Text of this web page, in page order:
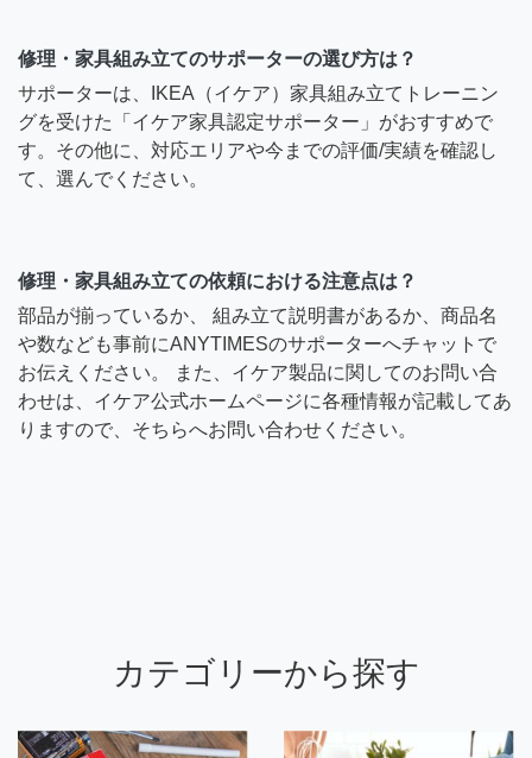
修理・家具組み立てのサポーターの選び方は？
サポーターは、IKEA（イケア）家具組み立てトレーニン
グを受けた「イケア家具認定サポーター」がおすすめで
す。その他に、対応エリアや今までの評価/実績を確認し
て、選んでください。
修理・家具組み立ての依頼における注意点は？
部品が揃っているか、 組み立て説明書があるか、商品名
や数なども事前にANYTIMESのサポーターへチャットで
お伝えください。 また、イケア製品に関してのお問い合
わせは、イケア公式ホームページに各種情報が記載してあ
りますので、そちらへお問い合わせください。
カテゴリーから探す